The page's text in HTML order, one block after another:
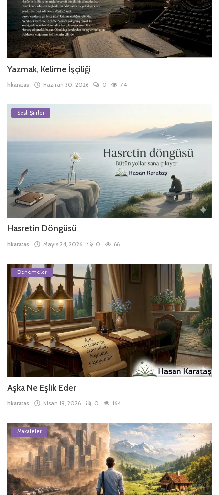
Yazmak, Kelime İşçiliği
hkaratas Haziran 30, 2026 0 74
Sesli Şiirler
Hasretin Döngüsü
hkaratas Mayıs 24, 2026 0 66
Denemeler
Aşka Ne Eşlik Eder
hkaratas Nisan 19, 2026 0 164
Makaleler